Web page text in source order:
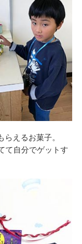
えるお菓子。
て自分でゲットす